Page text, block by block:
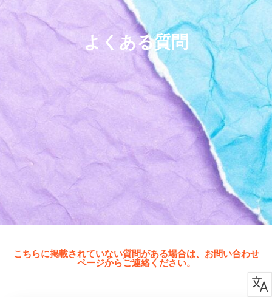
N
よくある質問
こちらに掲載されていない質問がある場合は、お問い合わせ
ページからご連絡ください。